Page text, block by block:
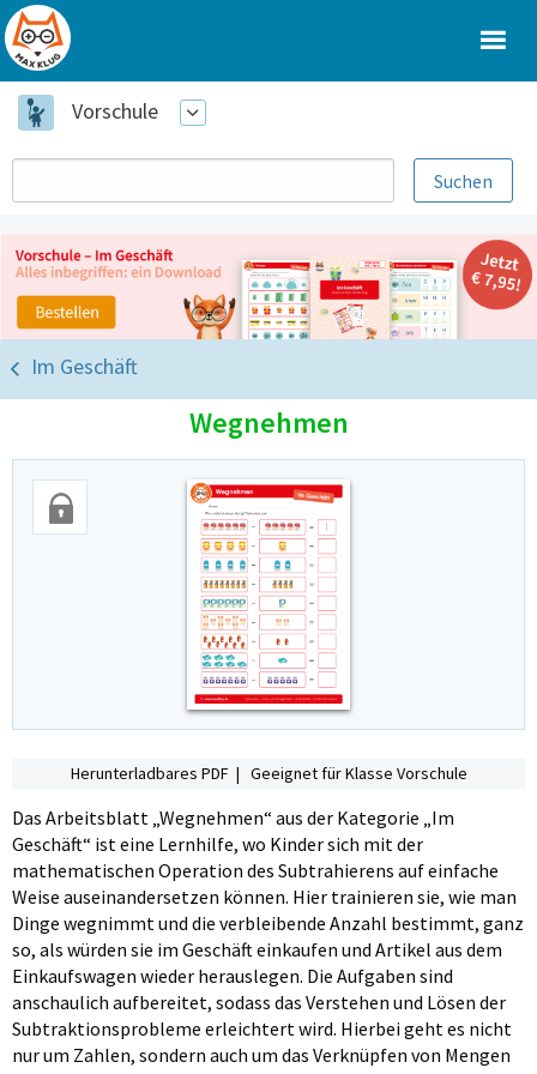
Vorschule
Im Geschäft
Wegnehmen
Herunterladbares PDF | Geeignet für Klasse Vorschule
Das Arbeitsblatt „Wegnehmen“ aus der Kategorie „Im
Geschäft“ ist eine Lernhilfe, wo Kinder sich mit der
mathematischen Operation des Subtrahierens auf einfache
Weise auseinandersetzen können. Hier trainieren sie, wie man
Dinge wegnimmt und die verbleibende Anzahl bestimmt, ganz
so, als würden sie im Geschäft einkaufen und Artikel aus dem
Einkaufswagen wieder herauslegen. Die Aufgaben sind
anschaulich aufbereitet, sodass das Verstehen und Lösen der
Subtraktionsprobleme erleichtert wird. Hierbei geht es nicht
nur um Zahlen, sondern auch um das Verknüpfen von Mengen